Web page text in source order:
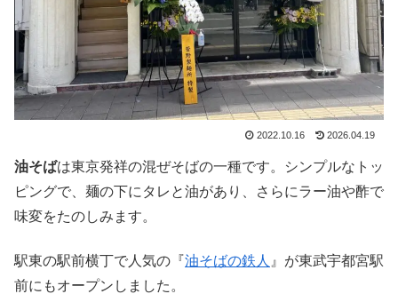
2022.10.16 2026.04.19
油そばは東京発祥の混ぜそばの一種です。シンプルなトッ
ピングで、麺の下にタレと油があり、さらにラー油や酢で
味変をたのしみます。
駅東の駅前横丁で人気の『油そばの鉄人 』が東武宇都宮駅
前にもオープンしました。